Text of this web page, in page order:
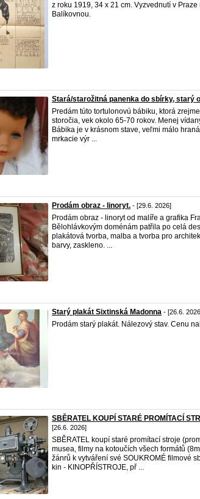
z roku 1919, 34 x 21 cm. Vyzvednutí v
Balíkovnou.
Stará/starožitná panenka do sbírky, starý
Predám túto tortulonovú bábiku, ktorá
storočia, vek okolo 65-70 rokov. Menej
Bábika je v krásnom stave, veľmi málo
mrkacie výr ...
Prodám obraz - linoryt. - [29.6. 2026]
Prodám obraz - linoryt od malíře a grafika
Bělohlávkovým doménám patřila po celá
plakátová tvorba, malba a tvorba pro
barvy, zaskleno. ...
Starý plakát Sixtinská Madonna - [26.6.
Prodám starý plakát. Nálezový stav. Cenu
SBĚRATEL KOUPÍ STARÉ PROMÍTACÍ
[26.6. 2026]
SBĚRATEL koupí staré promítací stroje
musea, filmy na kotoučích všech formátů
žánrů k vytváření své SOUKROMÉ filmové
kin - KINOPŘÍSTROJE, př ...